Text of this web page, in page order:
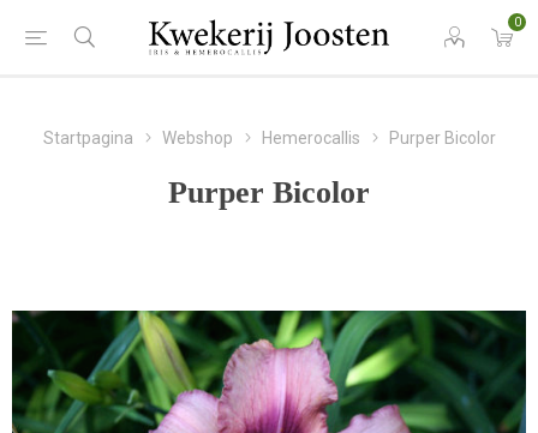
0
Startpagina Webshop Hemerocallis Purper Bicolor
Purper Bicolor